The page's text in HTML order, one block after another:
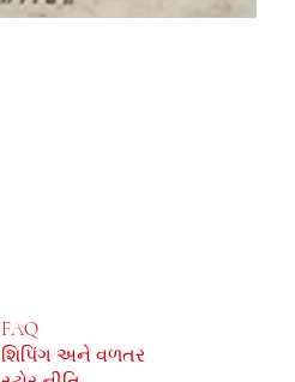
FAQ
શિપિંગ અને વળતર